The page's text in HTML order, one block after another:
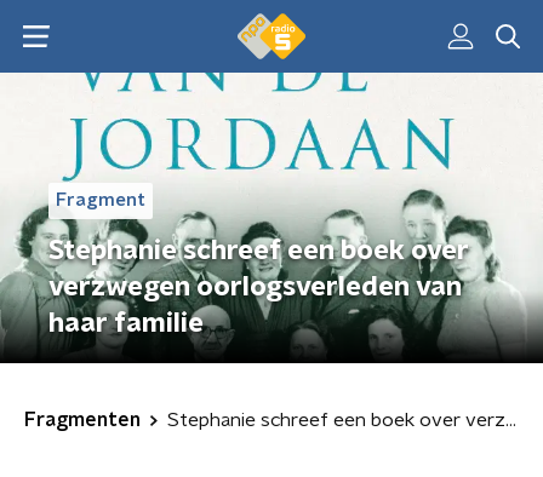
Fragment
Stephanie schreef een boek over
verzwegen oorlogsverleden van
haar familie
Fragmenten Stephanie schreef een boek over verzwegen oorlogsverleden van haar familie